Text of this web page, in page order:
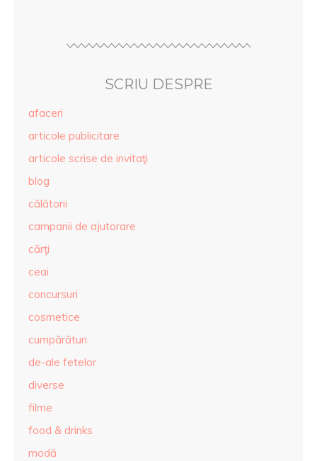
SCRIU DESPRE
afaceri
articole publicitare
articole scrise de invitaţi
blog
călătorii
campanii de ajutorare
cărţi
ceai
concursuri
cosmetice
cumpărături
de-ale fetelor
diverse
filme
food & drinks
modă